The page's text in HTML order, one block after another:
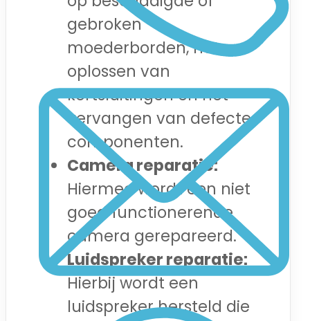
gebroken
moederborden, het
oplossen van
kortsluitingen en het
vervangen van defecte
componenten.
Camera reparatie:
Hiermee wordt een niet
goed functionerende
camera gerepareerd.
Luidspreker reparatie:
Hierbij wordt een
luidspreker hersteld die